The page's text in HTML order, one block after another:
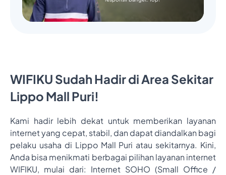
WIFIKU Sudah Hadir di Area Sekitar
Lippo Mall Puri!
Kami hadir lebih dekat untuk memberikan layanan
internet yang cepat, stabil, dan dapat diandalkan bagi
pelaku usaha di Lippo Mall Puri atau sekitarnya. Kini,
Anda bisa menikmati berbagai pilihan layanan internet
WIFIKU, mulai dari: Internet SOHO (Small Office /